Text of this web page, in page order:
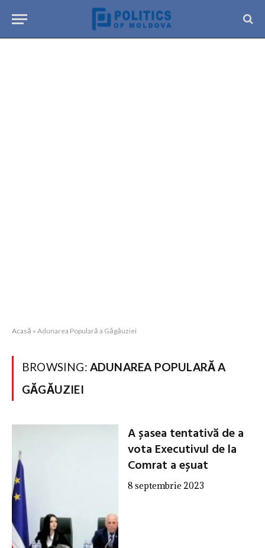
Acasă » Adunarea Populară a Găgăuziei
BROWSING: ADUNAREA POPULARĂ A
GĂGĂUZIEI
A șasea tentativă de a
vota Executivul de la
Comrat a eșuat
8 septembrie 2023